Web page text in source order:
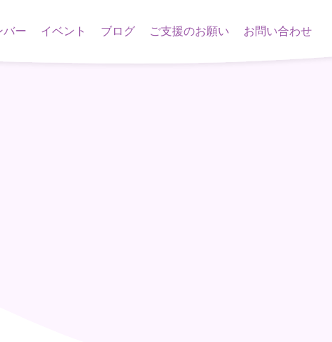
バー イベント ブログ ご支援のお願い お問い合わせ